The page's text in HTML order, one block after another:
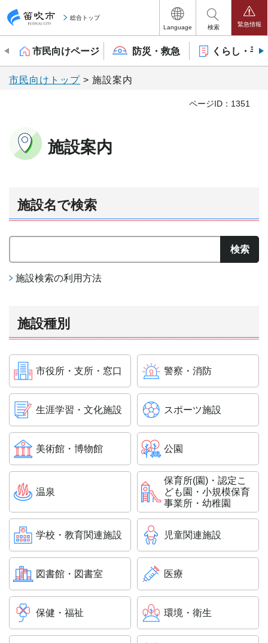
笛吹市
総合トップ
Language
検索 緊急情報
市民向けページ 防災・救急 くらし・手
市民向けトップ > 施設案内
ページID：1351
施設案内
施設名で検索
施設検索の利用方法
施設種別
市役所・支所・窓口 警察・消防
生涯学習・文化施設 スポーツ施設
美術館・博物館 公園
温泉
保育所(園)・認定こ
ども園・小規模保育
事業所・幼稚園
学校・教育関連施設 児童関連施設
図書館・図書室 医療
保健・福祉 環境・衛生